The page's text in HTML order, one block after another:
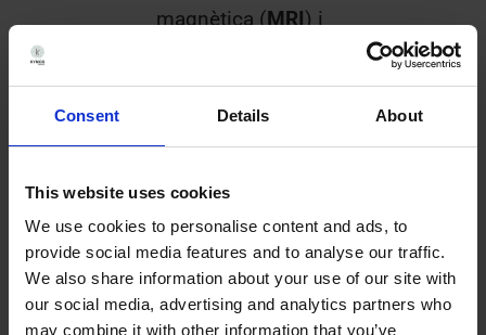
Consent Details About
This website uses cookies
We use cookies to personalise content and ads, to
provide social media features and to analyse our traffic.
We also share information about your use of our site with
our social media, advertising and analytics partners who
may combine it with other information that you’ve
magnètica (MRI) i
tomografia computada (CT)
per a agents marcats
Mètodes moleculars i analítics:
Mètodes basats en PCR
qPCR, ddPCR
Comptatge de centelleig
líquid (LSC)
Histologia/Microscòpia